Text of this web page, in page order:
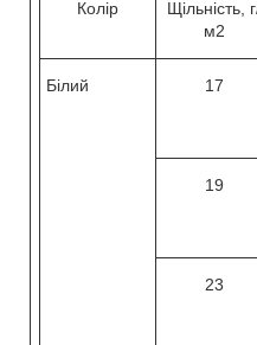
Колір
Щільність,
м2
Білий 17
19
23